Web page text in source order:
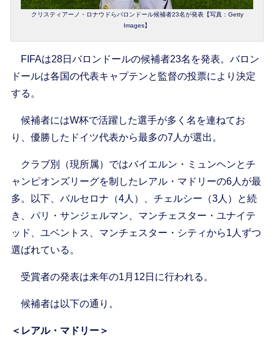
クリスティアーノ・ロナウドらバロンドール候補者23名が発表【写真：Getty
Images】
FIFAは28日バロンドールの候補者23名を発表。バロン
ドールは各国の代表キャプテンと監督の投票により決定
する。
候補者にはW杯で活躍した選手が多く名を連ねてお
り、優勝したドイツ代表から最多の7人が選出。
クラブ別（現所属）ではバイエルン・ミュンヘンとチ
ャンピオンズリーグを制したレアル・マドリーの6人が最
多。以下、バルセロナ（4人）、チェルシー（3人）と続
き、パリ・サンジェルマン、マンチェスター・ユナイテ
ッド、ユベントス、マンチェスター・シティから1人ずつ
選ばれている。
受賞者の発表は来年の1月12日に行われる。
候補者は以下の通り。
＜レアル・マドリー＞